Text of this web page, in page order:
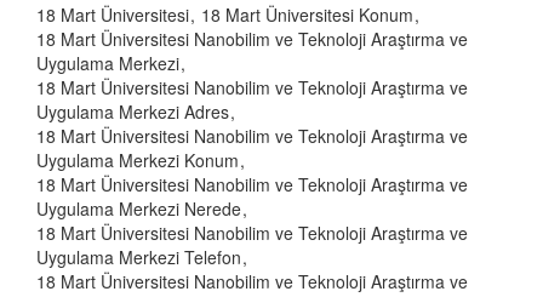
18 Mart Üniversitesi 18 Mart Üniversitesi Konum
18 Mart Üniversitesi Nanobilim ve Teknoloji Araştırma ve
Uygulama Merkezi
18 Mart Üniversitesi Nanobilim ve Teknoloji Araştırma ve
Uygulama Merkezi Adres
18 Mart Üniversitesi Nanobilim ve Teknoloji Araştırma ve
Uygulama Merkezi Konum
18 Mart Üniversitesi Nanobilim ve Teknoloji Araştırma ve
Uygulama Merkezi Nerede
18 Mart Üniversitesi Nanobilim ve Teknoloji Araştırma ve
Uygulama Merkezi Telefon
18 Mart Üniversitesi Nanobilim ve Teknoloji Araştırma ve